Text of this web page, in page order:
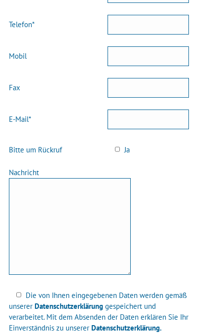
Telefon*
Mobil
Fax
E-Mail*
Bitte um Rückruf Ja
Nachricht
Die von Ihnen eingegebenen Daten werden gemäß
unserer Datenschutzerklärunggespeichert und
verarbeitet. Mit dem Absenden der Daten erklären Sie Ihr
Einverständnis zu unserer Datenschutzerklärung.